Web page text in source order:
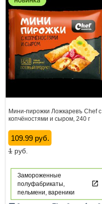
Мини-пирожки Ложкаревъ Chef с
копчёностями и сыром, 240 г
109.99 руб.
1руб.
Замороженные
полуфабрикаты,
пельмени, вареники